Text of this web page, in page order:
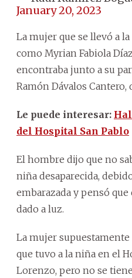
January 20, 2023
La mujer que se llevó a
como Myrian Fabiola
encontraba junto a su
Ramón Dávalos Cantero,
Le puede interesar:
del Hospital San Pablo
El hombre dijo que no
niña desaparecida,
embarazada y pensó
dado a luz.
La mujer
que tuvo a la niña en el
Lorenzo, pero no se